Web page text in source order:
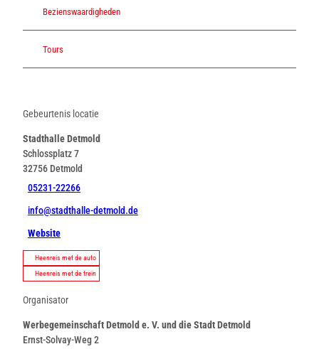
Bezienswaardigheden
Tours
Gebeurtenis locatie
Stadthalle Detmold
Schlossplatz 7
32756 Detmold
05231-22266
info@stadthalle-detmold.de
Website
Heenreis met de auto
Heenreis met de trein
Organisator
Werbegemeinschaft Detmold e. V. und die Stadt Detmold
Ernst-Solvay-Weg 2